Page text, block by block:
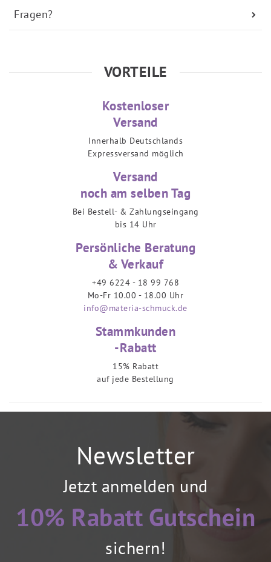
Fragen?
VORTEILE
Kostenloser
Versand
Innerhalb Deutschlands
Expressversand möglich
Versand
noch am selben Tag
Bei Bestell- & Zahlungseingang
bis 14 Uhr
Persönliche Beratung
& Verkauf
+49 6224 - 18 99 768
Mo-Fr 10.00 - 18.00 Uhr
info@materia-schmuck.de
Stammkunden
-Rabatt
15% Rabatt
auf jede Bestellung
Newsletter
Jetzt anmelden und
10% Rabatt Gutschein
sichern!